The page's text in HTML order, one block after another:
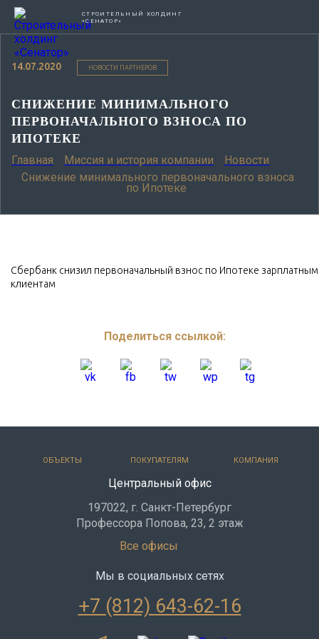
СТРОИТЕЛЬНЫЙ ХОЛДИНГ
«СЕНАТОР»
14.07.2020 НОВОСТИ ПАРТНЕРОВ
СНИЖЕНИЕ МИНИМАЛЬНОГО
ПЕРВОНАЧАЛЬНОГО ВЗНОСА ПО
ИПОТЕКЕ
Главная Миссия и история компании
Новости
Снижение минимального первоначального взноса
по Ипотеке
Сбербанк снизил первоначальный взнос по Ипотеке зарплатным
клиентам
Поделиться ссылкой:
ОБЪЕКТЫ ПОКУПАТЕЛЯМ КОМПАНИЯ
Центральный офис
197022, г. Санкт-Петербург
Профессора Попова, 23, 2 этаж
Все офисы
Мы в социальных сетях
+7 (812) 643-62-16